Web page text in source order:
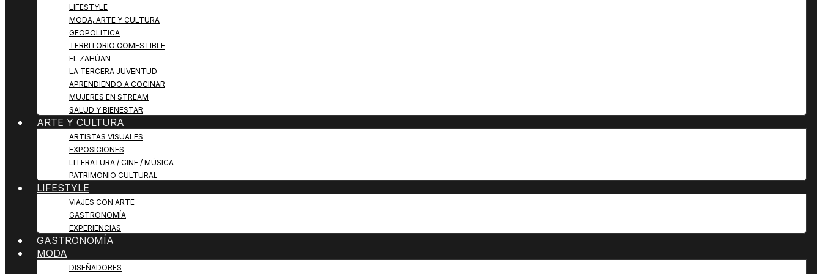
LIFESTYLE
MODA, ARTE Y CULTURA
GEOPOLITICA
TERRITORIO COMESTIBLE
EL ZAHÚAN
LA TERCERA JUVENTUD
APRENDIENDO A COCINAR
MUJERES EN STREAM
SALUD Y BIENESTAR
ARTE Y CULTURA
ARTISTAS VISUALES
EXPOSICIONES
LITERATURA / CINE / MÚSICA
PATRIMONIO CULTURAL
LIFESTYLE
VIAJES CON ARTE
GASTRONOMÍA
EXPERIENCIAS
GASTRONOMÍA
MODA
DISEÑADORES